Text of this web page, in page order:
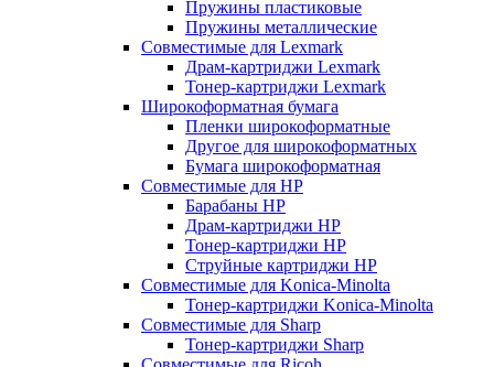
Пружины пластиковые
Пружины металлические
Совместимые для Lexmark
Драм-картриджи Lexmark
Тонер-картриджи Lexmark
Широкоформатная бумага
Пленки широкоформатные
Другое для широкоформатных
Бумага широкоформатная
Совместимые для HP
Барабаны HP
Драм-картриджи HP
Тонер-картриджи HP
Струйные картриджи HP
Совместимые для Konica-Minolta
Тонер-картриджи Konica-Minolta
Совместимые для Sharp
Тонер-картриджи Sharp